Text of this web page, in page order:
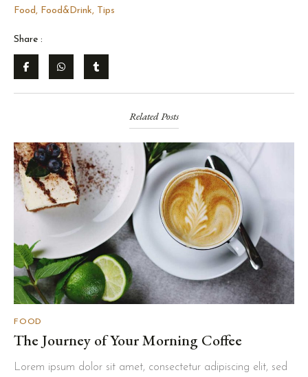
Food , Food&Drink, Tips
Share :
Related Posts
FOOD
The Journey of Your Morning Coffee
Lorem ipsum dolor sit amet, consectetur adipiscing elit, sed